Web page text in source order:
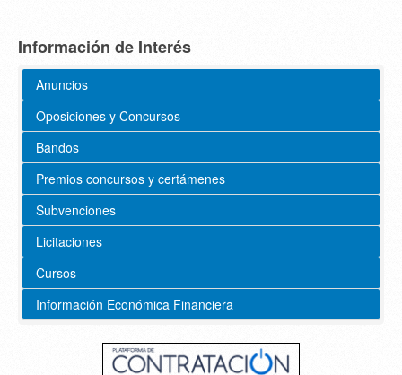
Información de Interés
Anuncios
Oposiciones y Concursos
Bandos
Premios concursos y certámenes
Subvenciones
Licitaciones
Cursos
Información Económica Financiera